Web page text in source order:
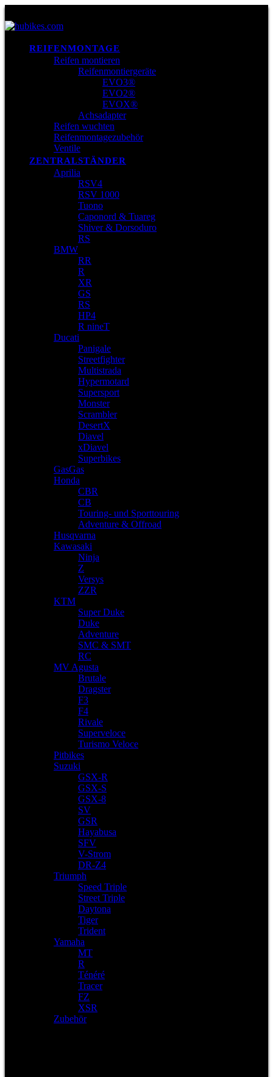
REIFENMONTAGE
Reifen montieren
Reifenmontiergeräte
EVO3®
EVO2®
EVOX®
Achsadapter
Reifen wuchten
Reifenmontagezubehör
Ventile
ZENTRALSTÄNDER
Aprilia
RSV4
RSV 1000
Tuono
Caponord & Tuareg
Shiver & Dorsoduro
RS
BMW
RR
R
XR
GS
RS
HP4
R nineT
Ducati
Panigale
Streetfighter
Multistrada
Hypermotard
Supersport
Monster
Scrambler
DesertX
Diavel
xDiavel
Superbikes
GasGas
Honda
CBR
CB
Touring- und Sporttouring
Adventure & Offroad
Husqvarna
Kawasaki
Ninja
Z
Versys
ZZR
KTM
Super Duke
Duke
Adventure
SMC & SMT
RC
MV Agusta
Brutale
Dragster
F3
F4
Rivale
Superveloce
Turismo Veloce
Pitbikes
Suzuki
GSX-R
GSX-S
GSX-8
SV
GSR
Hayabusa
SFV
V-Strom
DR-Z4
Triumph
Speed Triple
Street Triple
Daytona
Tiger
Trident
Yamaha
MT
R
Ténéré
Tracer
FZ
XSR
Zubehör